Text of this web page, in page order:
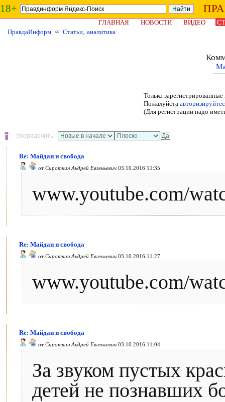
18+
ГЛАВНАЯ НОВОСТИ ВИДЕО
ПравдаИнформ ≈ Статьи, аналитика
Только
Пожалуйста
(Для регистрации надо
Упорядочить:
Re: Майдан и свобода
от Сироткин Андрей Евгеньевич 03.10.2016 11:35
www.youtube.com/
Re: Майдан и свобода
от Сироткин Андрей Евгеньевич 03.10.2016 11:27
www.youtube.com/
Re: Майдан и свобода
от Сироткин Андрей Евгеньевич 03.10.2016 11:04
За звуком пустых
детей не познавших